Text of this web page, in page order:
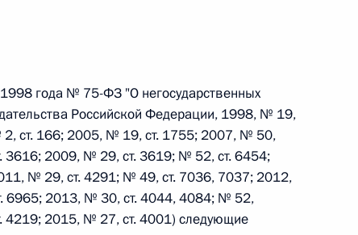
первой и статью 227–1 части второй Налогового
г. № 246-ФЗ
года № 75-ФЗ "О негосударственных
Российской Федерации, 1998, № 19,
ст. 166; 2005, № 19, ст. 1755; 2007, № 50,
3616; 2009, № 29, ст. 3619; № 52, ст. 6454;
№ 29, ст. 4291; № 49, ст. 7036, 7037; 2012,
6965; 2013, № 30, ст. 4044, 4084; № 52,
4219; 2015, № 27, ст. 4001) следующие